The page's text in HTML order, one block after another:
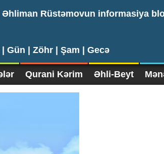
Əhliman Rüstəmovun informasiya
Gün | Zöhr | Şam | Gecə
Qurani Kərim Əhli-Beyt